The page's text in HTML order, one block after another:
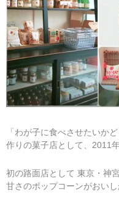
「わが子に食べさせたいか
作りの菓子店として、2011
初の路面店として 東京・神
甘さのポップコーンがおい